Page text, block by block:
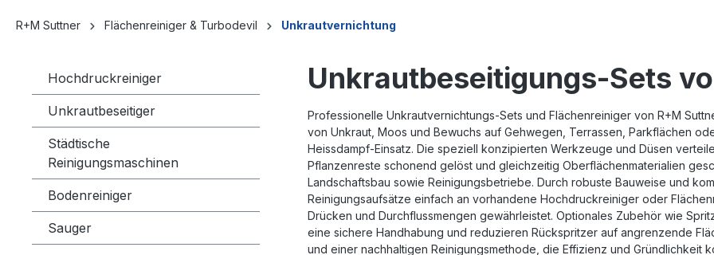
R+M Suttner Flächenreiniger & Turbodevil Unkrautvernichtung
Hochdruckreiniger
Unkrautbeseitiger
Städtische
Reinigungsmaschinen
Bodenreiniger
Sauger
Unkrautbeseitigungs-Sets
Professionelle Unkrautvernichtungs-Sets und Flächenreiniger von R+M
von Unkraut, Moos und Bewuchs auf Gehwegen, Terrassen, Parkflächen
Heissdampf-Einsatz. Die speziell konzipierten Werkzeuge und Düsen
Pflanzenreste schonend gelöst und gleichzeitig Oberflächenmaterialien
Landschaftsbau sowie Reinigungsbetriebe. Durch robuste Bauweise und
Reinigungsaufsätze einfach an vorhandene Hochdruckreiniger oder
Drücken und Durchflussmengen gewährleistet. Optionales Zubehör wie
eine sichere Handhabung und reduzieren Rückspritzer auf angrenzende
und einer nachhaltigen Reinigungsmethode, die Effizienz und Gründlichkeit